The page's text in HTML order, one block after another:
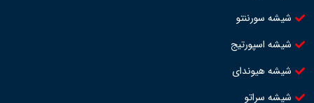
شیشه سورننتو
شیشه اسپورتیج
شیشه هیوندای
شیشه سراتو